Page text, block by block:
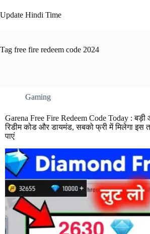
to
content
Update Hindi Time
Tag free fire redeem code 2024
Gaming
Garena Free Fire Redeem Code Today :
रिडीम कोड और डायमंड, सबको फ्री में मिलेगा इस
पाएं